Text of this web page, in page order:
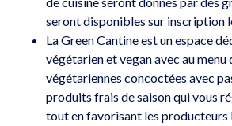
seront disponibles sur inscription
La Green Cantine est un espace
végétarien et vegan avec au menu
végétariennes concoctées avec
produits frais de saison qui vous
tout en favorisant les producteurs